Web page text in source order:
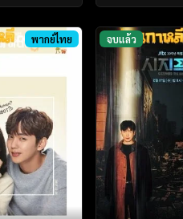
พากย์ไทย จบแล้ว